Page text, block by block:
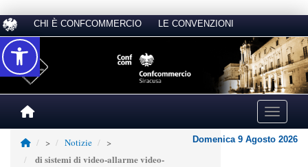
CHI È CONFCOMMERCIO LE CONVENZIONI
Toggle
> Notizie >
di sistemi di video-allarme video-
Domenica 9 Agosto 2026
Accessibilità